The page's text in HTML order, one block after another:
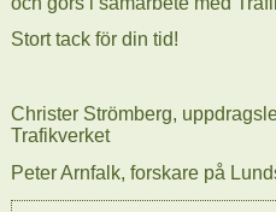
Stort tack för din tid!
Christer Strömberg,
Trafikverket
Peter Arnfalk, forskare på